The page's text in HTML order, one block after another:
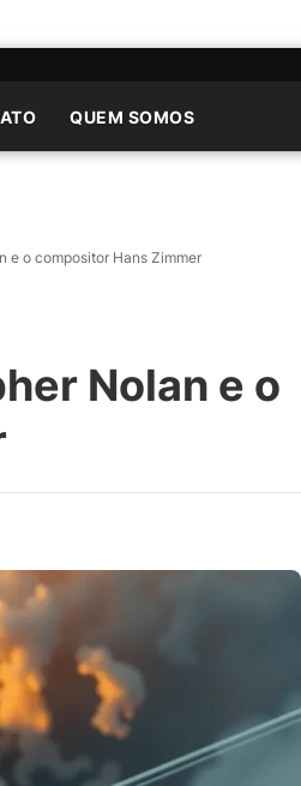
QUEM SOMOS
e o compositor Hans Zimmer
Nolan e o